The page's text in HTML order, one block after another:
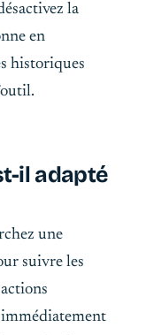
la
en
historiques
il adapté
une
suivre les